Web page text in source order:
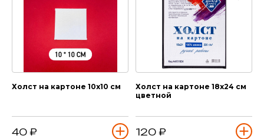
Холст на картоне 10х10 см
40 ₽
Холст на картоне 18х24 см
цветной
120 ₽